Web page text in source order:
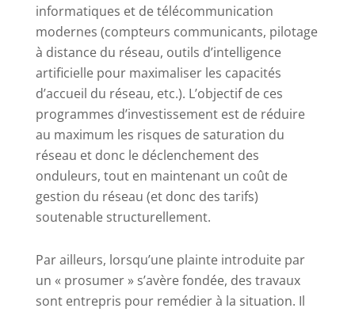
informatiques et de télécommunication
modernes (compteurs communicants, pilotage
à distance du réseau, outils d’intelligence
artificielle pour maximaliser les capacités
d’accueil du réseau, etc.). L’objectif de ces
programmes d’investissement est de réduire
au maximum les risques de saturation du
réseau et donc le déclenchement des
onduleurs, tout en maintenant un coût de
gestion du réseau (et donc des tarifs)
soutenable structurellement.
Par ailleurs, lorsqu’une plainte introduite par
un « prosumer » s’avère fondée, des travaux
sont entrepris pour remédier à la situation. Il